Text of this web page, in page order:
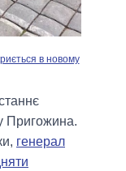
в новому
Пригожина.
генерал